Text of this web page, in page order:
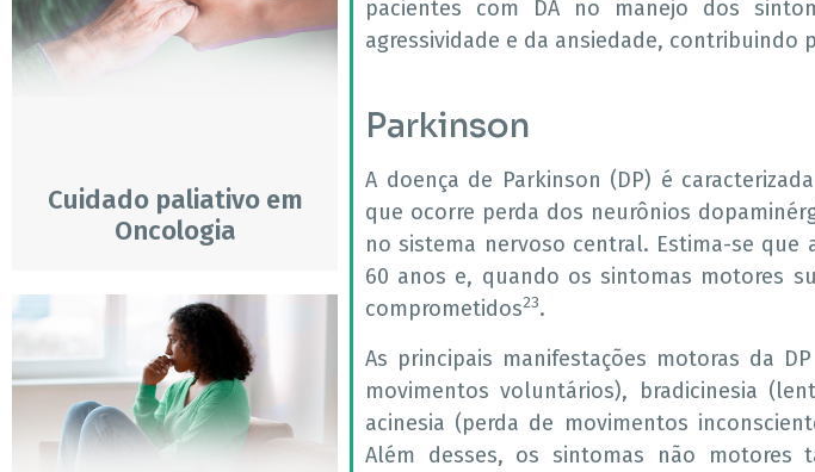
Cuidado paliativo em
Oncologia
pacientes com DA no manejo dos
agressividade e da ansiedade, contribuindo
Parkinson
A doença de Parkinson (DP) é
que ocorre perda dos neurônios
no sistema nervoso central. Estima-se
60 anos e, quando os sintomas motores
comprometidos23.
As principais manifestações motoras da
movimentos voluntários), bradicinesia
acinesia (perda de movimentos
Além desses, os sintomas não motores